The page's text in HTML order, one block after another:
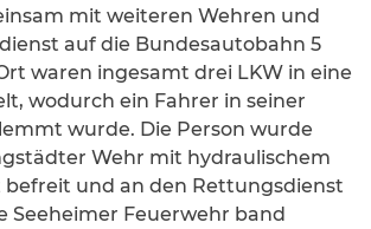
mit weiteren Wehren und
auf die Bundesautobahn 5
waren ingesamt drei LKW in eine
wodurch ein Fahrer in seiner
wurde. Die Person wurde
Wehr mit hydraulischem
und an den Rettungsdienst
Seeheimer Feuerwehr band